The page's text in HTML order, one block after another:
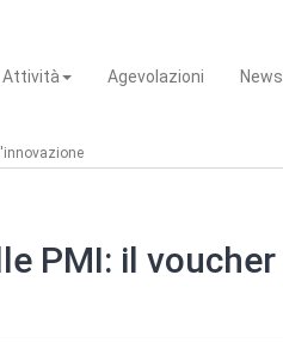
Attività Agevolazioni News
PMI: il voucher